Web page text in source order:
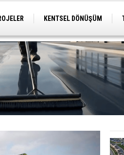
KENTSEL DÖNÜŞÜM